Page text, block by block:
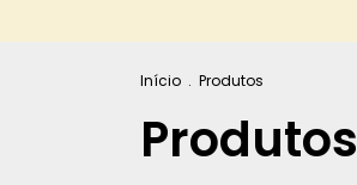
Início . Produtos
Produtos